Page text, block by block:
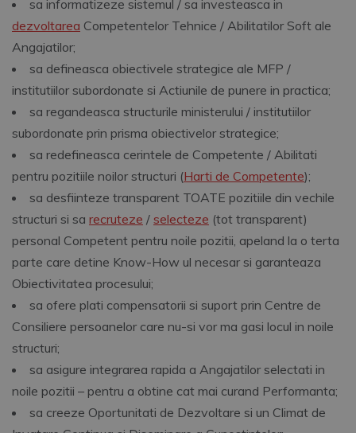
sa informatizeze sistemul / sa investeasca in
dezvoltarea Competentelor Tehnice / Abilitatilor Soft ale
Angajatilor;
sa defineasca obiectivele strategice ale MFP /
institutiilor subordonate si Actiunile de punere in practica;
sa regandeasca structurile ministerului / institutiilor
subordonate prin prisma obiectivelor strategice;
sa redefineasca cerintele de Competente / Abilitati
pentru pozitiile noilor structuri (Harti de Competente);
sa desfiinteze transparent TOATE pozitiile din vechile
structuri si sa recruteze / selecteze (tot transparent)
personal Competent pentru noile pozitii, apeland la o terta
parte care detine Know-How ul necesar si garanteaza
Obiectivitatea procesului;
sa ofere plati compensatorii si suport prin Centre de
Consiliere persoanelor care nu-si vor ma gasi locul in noile
structuri;
sa asigure integrarea rapida a Angajatilor selectati in
noile pozitii – pentru a obtine cat mai curand Performanta;
sa creeze Oportunitati de Dezvoltare si un Climat de